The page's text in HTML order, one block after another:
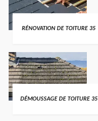
RÉNOVATION DE TOITURE 35
DÉMOUSSAGE DE TOITURE 35